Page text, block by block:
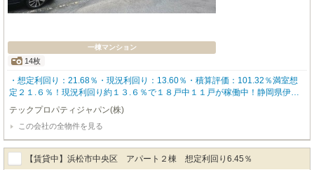
一棟マンション
14枚
・想定利回り：21.68％・現況利回り：13.60％・積算評価：101.32％満室想
定２１.６％！現況利回り約１３.６％で１８戸中１１戸が稼働中！静岡県伊豆
の国市に位置し、最寄りの「伊豆長岡」駅からは車で９分。三島駅を経由すれ
ば東京駅まで約１時間半、静岡市へも約１時間でアクセス可能と都市圏との接
続性にも優れています。駐車場完備のため、車利用の多いエリアでも安心して
運用できます◎また、伊豆の国市役所や伊豆長岡ICから車でわずか３分という
立地にあり、通勤・通学・商業利用など多方面からの安定した賃貸需要が見込
めます。伊豆長岡温泉をはじめ、世界遺産・韮山反射炉や願成就院など、観
テックプロパティジャパン(株)
この会社の全物件を見る
【賃貸中】浜松市中央区 アパート２棟 想定利回り6.45％